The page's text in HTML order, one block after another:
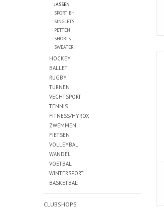
JASSEN
SPORT BH
SINGLETS
PETTEN
SHORTS
SWEATER
HOCKEY
BALLET
RUGBY
TURNEN
VECHTSPORT
TENNIS
FITNESS/HYROX
ZWEMMEN
FIETSEN
VOLLEYBAL
WANDEL
VOETBAL
WINTERSPORT
BASKETBAL
CLUBSHOPS